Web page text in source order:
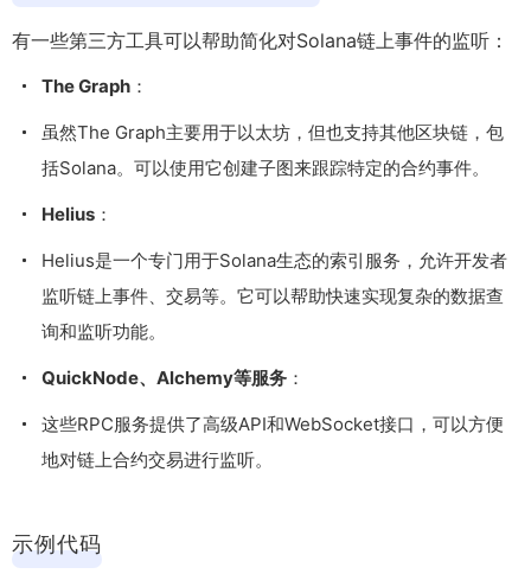
有一些第三方工具可以帮助简化对Solana链上事件的监听：
The Graph ：
虽然The Graph主要用于以太坊，但也支持其他区块链，包
括Solana。可以使用它创建子图来跟踪特定的合约事件。
Helius ：
Helius是一个专门用于Solana生态的索引服务，允许开发者
监听链上事件、交易等。它可以帮助快速实现复杂的数据查
询和监听功能。
QuickNode、Alchemy等服务 ：
这些RPC服务提供了高级API和WebSocket接口，可以方便
地对链上合约交易进行监听。
示例代码